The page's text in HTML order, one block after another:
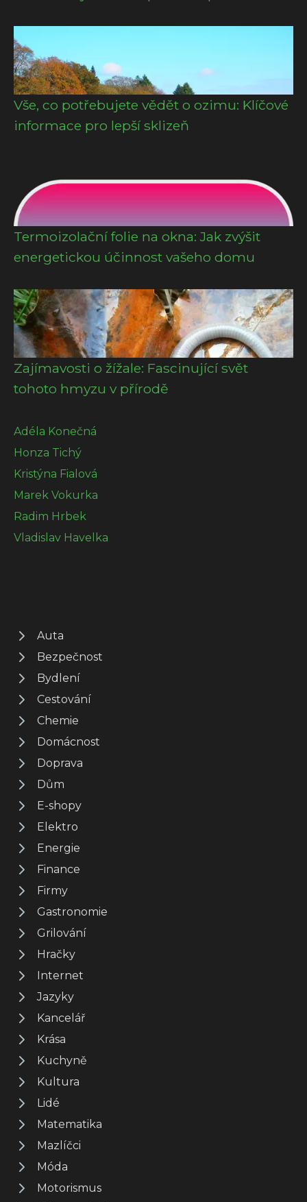
Vše, co potřebujete vědět o ozimu: Klíčové
informace pro lepší sklizeň
Termoizolační folie na okna: Jak zvýšit
energetickou účinnost vašeho domu
Zajímavosti o žížale: Fascinující svět
tohoto hmyzu v přírodě
Adéla Konečná
Honza Tichý
Kristýna Fialová
Marek Vokurka
Radim Hrbek
Vladislav Havelka
Auta
Bezpečnost
Bydlení
Cestování
Chemie
Domácnost
Doprava
Dům
E-shopy
Elektro
Energie
Finance
Firmy
Gastronomie
Grilování
Hračky
Internet
Jazyky
Kancelář
Krása
Kuchyně
Kultura
Lidé
Matematika
Mazlíčci
Móda
Motorismus